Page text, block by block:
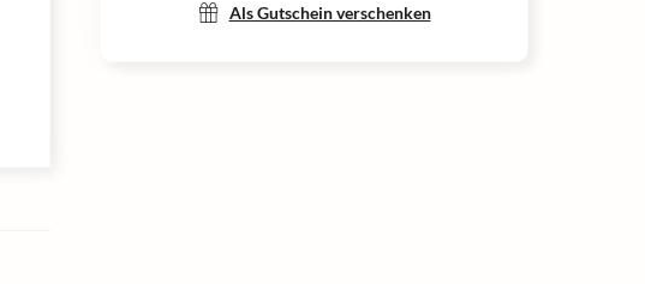
Als Gutschein verschenken